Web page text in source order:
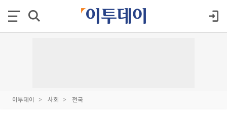
이투데이 사회 전국